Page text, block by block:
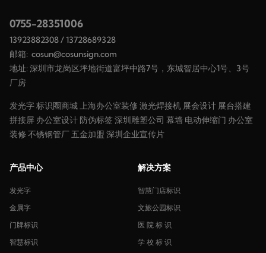
0755-28351006
13923882308/13728689328
邮箱: cosun@cosunsign.com
地址: 深圳市龙岗区坪地街道富坪中路7号，东城智居中心1号、3号
厂房
发光字标识圈商城上海办公室装修 激光焊接机 展会设计 展台搭建
拼接屏 办公室设计 防伪标签 深圳雕塑公司 幕墙 电动伸缩门 办公室
装修 不锈钢管厂 五金加盟 深圳企业宣传片
产品中心
发光字
金属字
门牌标识
智慧标识
解决方案
智慧门店标识
文旅公园标识
医 院 标 识
学 校 标 识